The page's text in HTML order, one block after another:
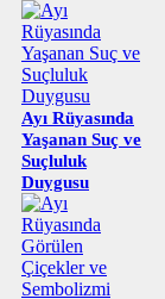
Ayı Rüyasında
Yaşanan Suç ve
Suçluluk
Duygusu